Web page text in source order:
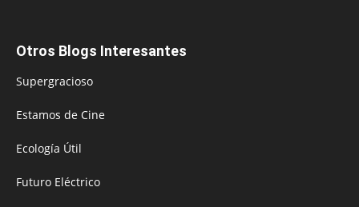
Otros Blogs Interesantes
Supergracioso
Estamos de Cine
Ecología Útil
Futuro Eléctrico